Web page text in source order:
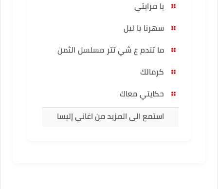
يا مرايتي
سهرنا يا ليل
ما تندم ع شي تتر مسلسل الثمن
كرمالك
حكايتي معاك
استمع الى المزيد من اغاني إليسا